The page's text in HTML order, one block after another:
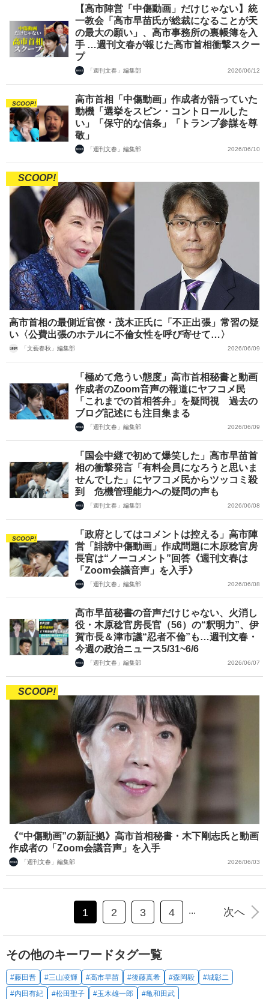
【高市陣営「中傷動画」だけじゃない】統
一教会「高市早苗氏が総裁になることが天
の最大の願い」、高市事務所の裏帳簿を入
手 …週刊文春が報じた高市首相衝撃スクー
プ
「週刊文春」編集部 2026/06/12
SCOOP!
高市首相「中傷動画」作成者が語っていた
動機「選挙をスピン・コントロールした
い」「保守的な信条」「トランプ参謀を尊
敬」
「週刊文春」編集部 2026/06/10
SCOOP!
高市首相の最側近官僚・茂木正氏に「不正出張」常習の疑
い〈公費出張のホテルに不倫女性を呼び寄せて…〉
「文藝春秋」編集部 2026/06/09
「極めて危うい態度」高市首相秘書と動画
作成者のZoom音声の報道にヤフコメ民
「これまでの首相答弁」を疑問視 過去の
ブログ記述にも注目集まる
「週刊文春」編集部 2026/06/09
「国会中継で初めて爆笑した」高市早苗首
相の衝撃発言「有料会員になろうと思いま
せんでした」にヤフコメ民からツッコミ殺
到 危機管理能力への疑問の声も
「週刊文春」編集部 2026/06/08
SCOOP!
「政府としてはコメントは控える」高市陣
営「誹謗中傷動画」作成問題に木原稔官房
長官は“ノーコメント”回答《週刊文春は
「Zoom会議音声」を入手》
「週刊文春」編集部 2026/06/08
高市早苗秘書の音声だけじゃない、火消し
役・木原稔官房長官（56）の“釈明力”、伊
賀市長＆津市議“忍者不倫”も…週刊文春・
今週の政治ニュース5/31~6/6
「週刊文春」編集部 2026/06/07
SCOOP!
《“中傷動画”の新証拠》高市首相秘書・木下剛志氏と動画
作成者の「Zoom会議音声」を入手
「週刊文春」編集部 2026/06/03
1 2 3 4 ... 次へ
その他のキーワードタグ一覧
#藤田晋 #三山凌輝 #高市早苗 #後藤真希 #森岡毅
#城彰二
#内田有紀
#松田聖子 #玉木雄一郎 #亀和田武